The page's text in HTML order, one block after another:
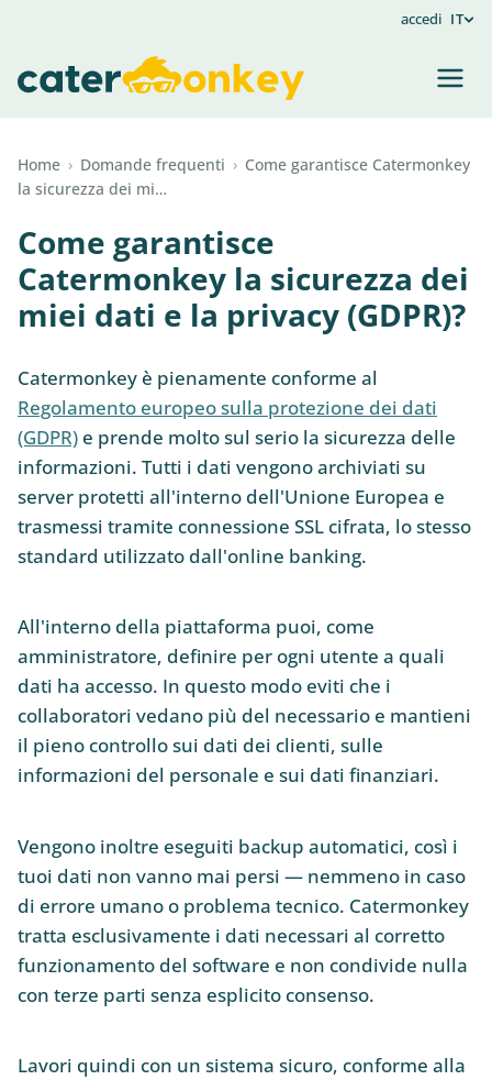
accedi IT
Home › Domande frequenti › Come garantisce Catermonkey
la sicurezza dei mi…
Come garantisce
Catermonkey la sicurezza dei
miei dati e la privacy (GDPR)?
Catermonkey è pienamente conforme al
Regolamento europeo sulla protezione dei dati
(GDPR) e prende molto sul serio la sicurezza delle
informazioni. Tutti i dati vengono archiviati su
server protetti all'interno dell'Unione Europea e
trasmessi tramite connessione SSL cifrata, lo stesso
standard utilizzato dall'online banking.
All'interno della piattaforma puoi, come
amministratore, definire per ogni utente a quali
dati ha accesso. In questo modo eviti che i
collaboratori vedano più del necessario e mantieni
il pieno controllo sui dati dei clienti, sulle
informazioni del personale e sui dati finanziari.
Vengono inoltre eseguiti backup automatici, così i
tuoi dati non vanno mai persi — nemmeno in caso
di errore umano o problema tecnico. Catermonkey
tratta esclusivamente i dati necessari al corretto
funzionamento del software e non condivide nulla
con terze parti senza esplicito consenso.
Lavori quindi con un sistema sicuro, conforme alla